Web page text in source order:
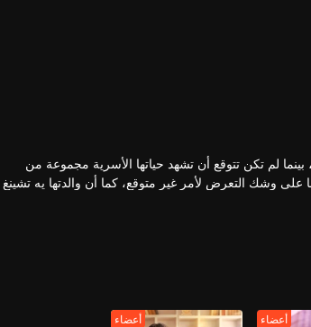
لم تكن تتوقع أن تشهد حياتها الأسرية مجموعة من
مينغ، شعرت يون شيانغ شيانغ أنها على وشك التعرض لأمر غير متوقع، كما أن والدتها يه تشينغ
بذكاء وشجاعة يون يي مينغ، وأحبطت مؤامراته عدة
جديدة تمتلك الجرأة لفعل كل شيء، كما حصلت على حب
أعضاء أعضاء